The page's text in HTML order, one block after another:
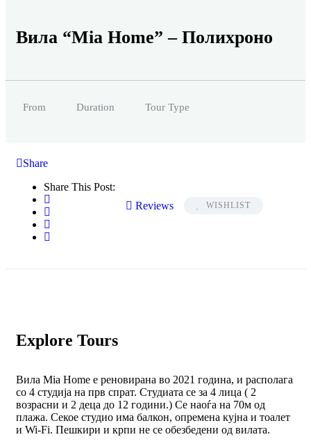
Вила “Mia Home” – Полихроно
From Duration Tour Type
Share
Share This Post:
Reviews
WISHLIST
Explore Tours
Вилa Mia Home е реновирана во 2021 година, и располага
со 4 студија на прв спрат. Студиата се за 4 лица ( 2
возрасни и 2 деца до 12 години.) Се наоѓа на 70м од
плажа. Секое студио има балкон, опремена кујна и тоалет
и Wi-Fi. Пешкири и крпи не се обезбедени од вилата.